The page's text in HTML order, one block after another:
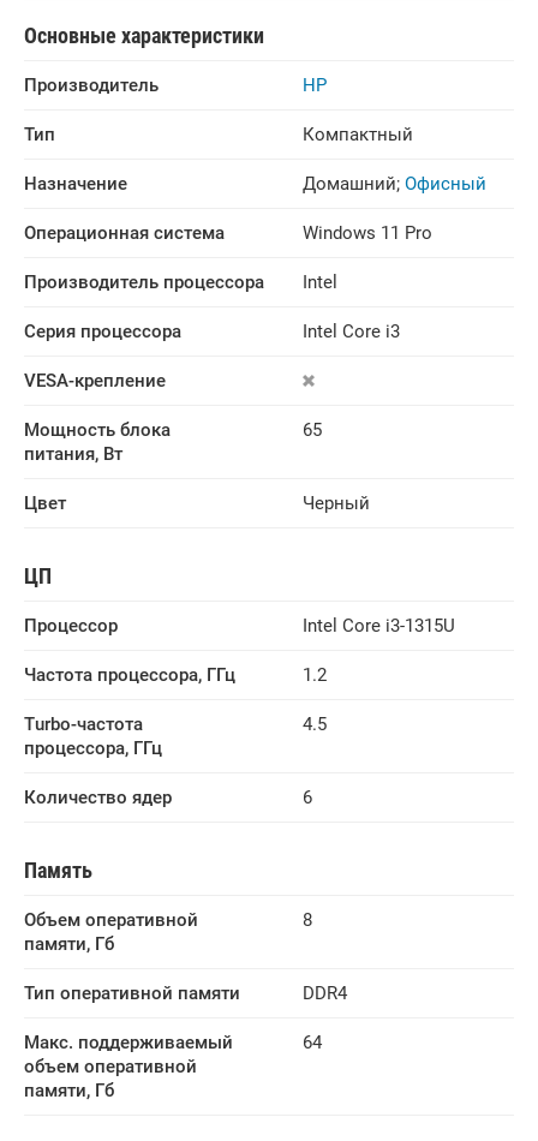
Основные характеристики
Производитель HP
Тип Компактный
Назначение Домашний; Офисный
Операционная система Windows 11 Pro
Производитель процессора Intel
Серия процессора Intel Core i3
VESA-крепление
Мощность блока
питания, Вт
65
Цвет Черный
ЦП
Процессор Intel Core i3-1315U
Частота процессора, ГГц 1.2
Turbo-частота
процессора, ГГц
4.5
Количество ядер 6
Память
Объем оперативной
памяти, Гб
8
Тип оперативной памяти DDR4
Макс. поддерживаемый
объем оперативной
памяти, Гб
64